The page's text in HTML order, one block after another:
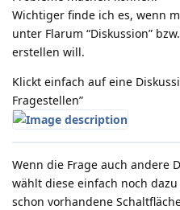
Wichtiger finde ich es, wenn
unter Flarum “Diskussion”
erstellen will.
Klickt einfach auf eine
Fragestellen”
Wenn die Frage auch andere
wählt diese einfach noch
schon vorhandene